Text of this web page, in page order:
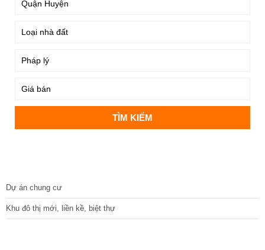
Dự án chung cư
Khu đô thị mới, liền kề, biệt thự